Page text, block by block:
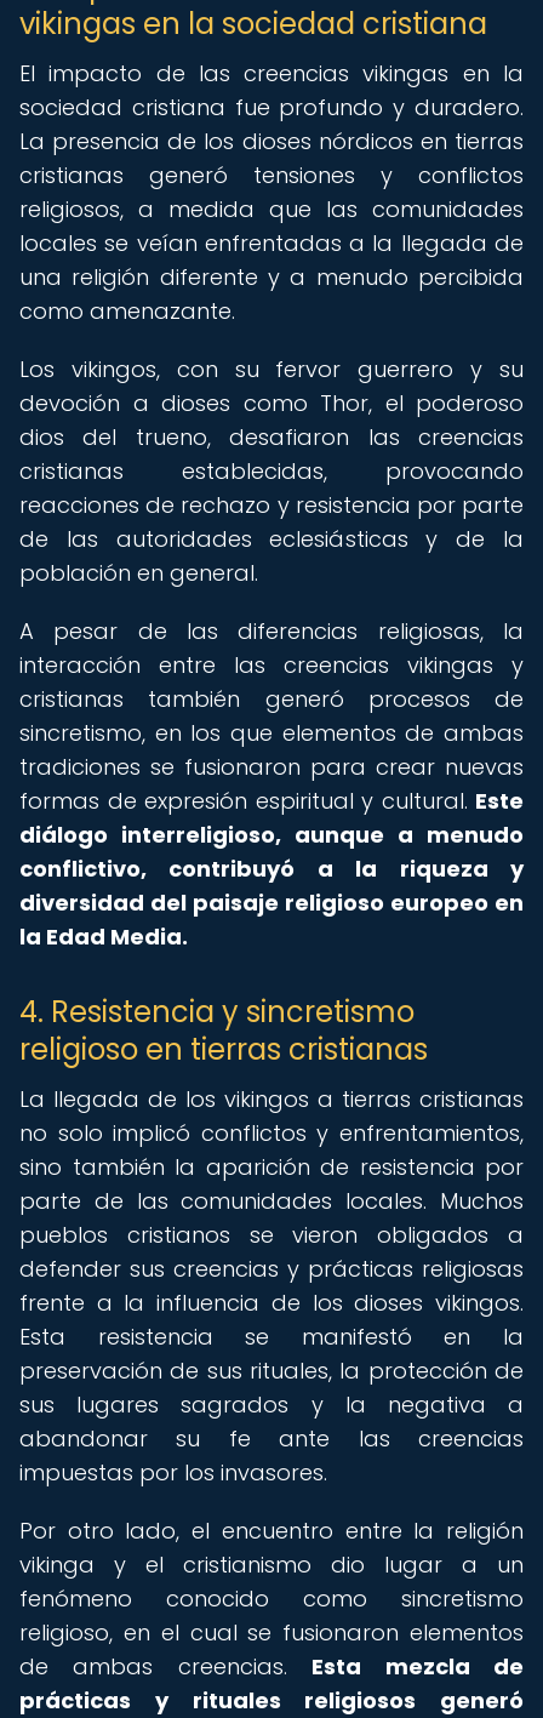
vikingas en la sociedad cristiana
El impacto de las creencias vikingas en la
sociedad cristiana fue profundo y duradero.
La presencia de los dioses nórdicos en tierras
cristianas generó tensiones y conflictos
religiosos, a medida que las comunidades
locales se veían enfrentadas a la llegada de
una religión diferente y a menudo percibida
como amenazante.
Los vikingos, con su fervor guerrero y su
devoción a dioses como Thor, el poderoso
dios del trueno, desafiaron las creencias
cristianas establecidas, provocando
reacciones de rechazo y resistencia por parte
de las autoridades eclesiásticas y de la
población en general.
A pesar de las diferencias religiosas, la
interacción entre las creencias vikingas y
cristianas también generó procesos de
sincretismo, en los que elementos de ambas
tradiciones se fusionaron para crear nuevas
formas de expresión espiritual y cultural. Este
diálogo interreligioso, aunque a menudo
conflictivo, contribuyó a la riqueza y
diversidad del paisaje religioso europeo en
la Edad Media.
4. Resistencia y sincretismo
religioso en tierras cristianas
La llegada de los vikingos a tierras cristianas
no solo implicó conflictos y enfrentamientos,
sino también la aparición de resistencia por
parte de las comunidades locales. Muchos
pueblos cristianos se vieron obligados a
defender sus creencias y prácticas religiosas
frente a la influencia de los dioses vikingos.
Esta resistencia se manifestó en la
preservación de sus rituales, la protección de
sus lugares sagrados y la negativa a
abandonar su fe ante las creencias
impuestas por los invasores.
Por otro lado, el encuentro entre la religión
vikinga y el cristianismo dio lugar a un
fenómeno conocido como sincretismo
religioso, en el cual se fusionaron elementos
de ambas creencias. Esta mezcla de
prácticas y rituales religiosos generó